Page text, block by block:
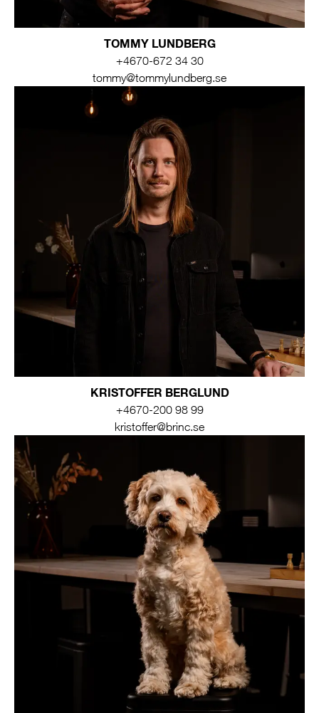
TOMMY LUNDBERG
+4670-672 34 30
tommy@tommylundberg.se
KRISTOFFER BERGLUND
+4670-200 98 99
kristoffer@brinc.se